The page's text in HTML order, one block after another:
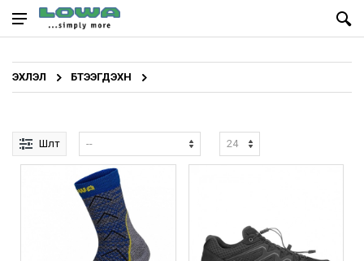
ЭХЛЭЛ БҮТЭЭГДЭХҮҮН
Шүүлт